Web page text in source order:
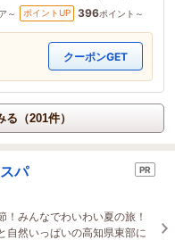
～ ポイントUP 396ポイント～
クーポンGET
（201件）
パ PR
！みんなでわいわい夏の旅！
自然いっぱいの高知県東部に